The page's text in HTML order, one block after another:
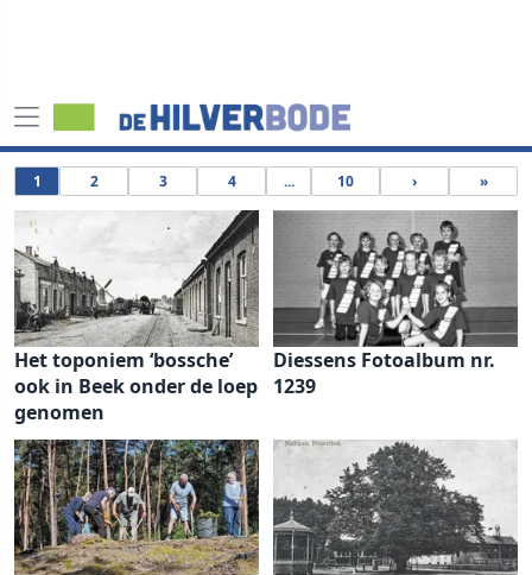
1 2 3 4 ... 10 › »
Het toponiem ‘bossche’
ook in Beek onder de loep
genomen
Diessens Fotoalbum nr.
1239